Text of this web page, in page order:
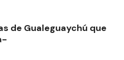
de Gualeguaychú que